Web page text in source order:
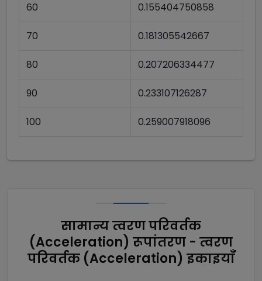
60 0.155404750858
70 0.181305542667
80 0.207206334477
90 0.233107126287
100 0.259007918096
सामान्य त्वरण परिवर्तक
(Acceleration) रूपांतरण - त्वरण
परिवर्तक (Acceleration) इकाइयाँ